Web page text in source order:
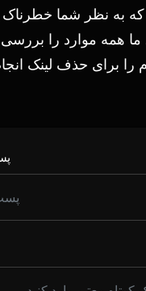
که به نظر شما
همه موارد را
را برای حذف لینک